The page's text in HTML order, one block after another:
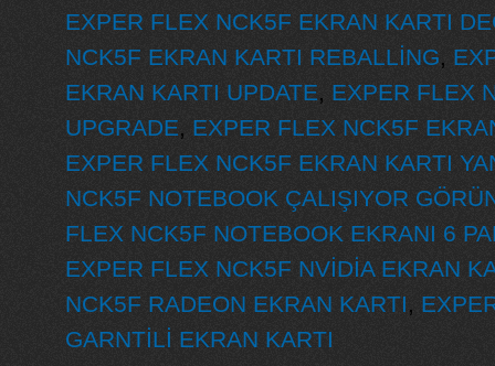
EXPER FLEX NCK5F EKRAN KARTI
NCK5F EKRAN KARTI REBALLİNG,
EKRAN KARTI UPDATE, EXPER FLEX
UPGRADE, EXPER FLEX NCK5F
EXPER FLEX NCK5F EKRAN KARTI
NCK5F NOTEBOOK ÇALIŞIYOR
FLEX NCK5F NOTEBOOK EKRANI 6
EXPER FLEX NCK5F NVİDİA EKRAN
NCK5F RADEON EKRAN KARTI,
GARNTİLİ EKRAN KARTI